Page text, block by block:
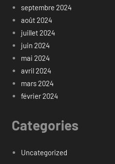
septembre 2024
août 2024
juillet 2024
juin 2024
mai 2024
avril 2024
mars 2024
février 2024
Categories
Uncategorized